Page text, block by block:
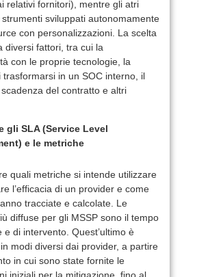
relativi fornitori), mentre gli atri
sviluppati autonomamente
con personalizzazioni. La scelta
diversi fattori, tra cui la
con le proprie tecnologie, la
trasformarsi in un SOC interno, il
del contratto e altri
gli SLA (Service Level
e le metriche
quali metriche si intende utilizzare
l’efficacia di un provider e come
tracciate e calcolate. Le
diffuse per gli MSSP sono il tempo
e di intervento. Quest’ultimo è
modi diversi dai provider, a partire
in cui sono state fornite le
iniziali per la mitigazione, fino al